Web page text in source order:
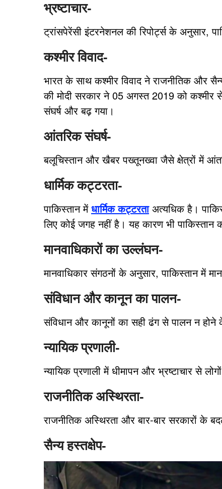
भ्रष्टाचार-
ट्रांसपेरेंसी इंटरनेशनल की रिपोर्ट्स के अनुसार,
कश्मीर विवाद-
भारत के साथ कश्मीर विवाद ने राजनीतिक और
की मोदी सरकार ने 05 अगस्त 2019 को कश्मीर
संघर्ष और बढ़ गया।
आंतरिक संघर्ष-
बलूचिस्तान और खैबर पख्तूनख्वा जैसे क्षेत्रों में
धार्मिक कट्टरता-
पाकिस्तान मेंधार्मिक कट्टरताअत्यधिक है।
लिए कोई जगह नहीं है। यह कारण भी पाकिस्तान
मानवाधिकारों का उल्लंघन-
मानवाधिकार संगठनों के अनुसार, पाकिस्तान में
संविधान और कानून का पालन-
संविधान और कानूनों का सही ढंग से पालन न होने
न्यायिक प्रणाली-
न्यायिक प्रणाली में धीमापन और भ्रष्टाचार से
राजनीतिक अस्थिरता-
राजनीतिक अस्थिरता और बार-बार सरकारों के
सैन्य हस्तक्षेप-